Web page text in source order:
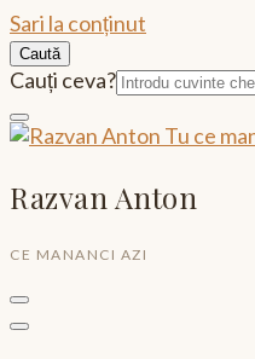
Sari la conținut
Caută
Caută:
Cauți ceva?
Razvan Anton
CE MANANCI AZI